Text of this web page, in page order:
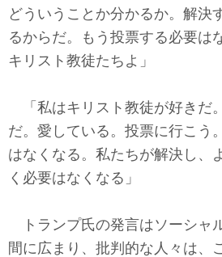
どういうことか分かるか。解決
るからだ。もう投票する必要は
キリスト教徒たちよ」
「私はキリスト教徒が好きだ
だ。愛している。投票に行こう
はなくなる。私たちが解決し、
く必要はなくなる」
トランプ氏の発言はソーシャ
間に広まり、批判的な人々は、